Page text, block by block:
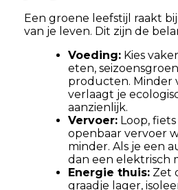
Een groene leefstijl raakt
van je leven. Dit zijn de
Voeding:Kies
eten,
producten. Minder
verlaagt je
aanzienlijk.
Vervoer:Loop,
openbaar vervoer
minder. Als je een
dan een elektrisch
Energie thuis:Zet
graadje lager,